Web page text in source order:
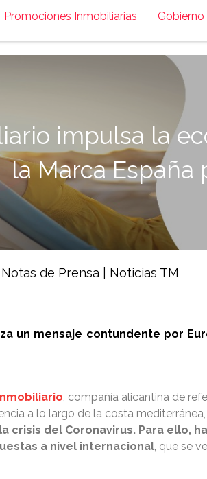
Promociones Inmobiliarias
impulsa la
la Marca España
Notas de Prensa Noticias TM
un mensaje contundente por
, compañía alicantina de
a lo largo de la costa mediterránea,
crisis del Coronavirus. Para ello,
a nivel internacional, que se